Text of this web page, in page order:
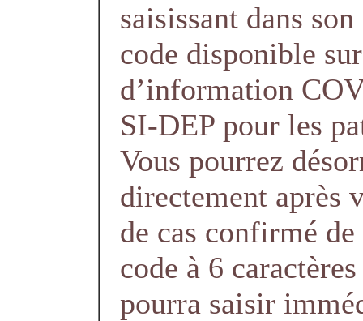
saisissant dans
code disponible
d’information
SI-DEP pour les
Vous pourrez
directement après
de cas confirmé
code à 6
pourra saisir